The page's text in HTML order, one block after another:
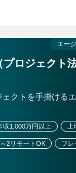
・レビュー、社内
（実務の牽引）
法等のコンプラ
審査
法令審査
ト、外部パート
タスク管理
を考慮して決定
エー
ロジェクト
クトを手掛ける
収1,000万円以上
2リモートOK フレ